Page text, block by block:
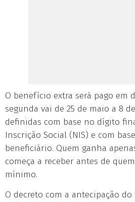
O benefício extra será pago em
segunda vai de 25 de maio a 8
definidas com base no dígito
Inscrição Social (NIS) e com
beneficiário. Quem ganha
começa a receber antes de
mínimo.
O decreto com a antecipação do